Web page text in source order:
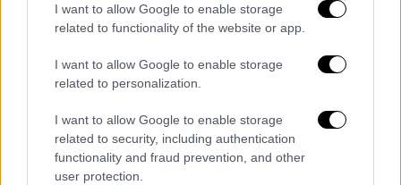
I want to allow Google to enable storage
related to functionality of the website or app.
I want to allow Google to enable storage
related to personalization.
I want to allow Google to enable storage
related to security, including authentication
functionality and fraud prevention, and other
user protection.
Φορείς Τηλεπικοινωνιών, οι Δομές Υγείας,
οι Φορείς διαχείρισης Λιμένων και
Αεροδρομίων, οι Τουριστικές Δομές, η
Περιφερειακή Διεύθυνση Εκπαίδευσης
Κρήτης, όλα τα σχολικά συγκροτήματα της
Κρήτης, οι Εφορείες Αρχαιοτήτων κ.ά.
Προηγήθηκε άσκηση επί χάρτου